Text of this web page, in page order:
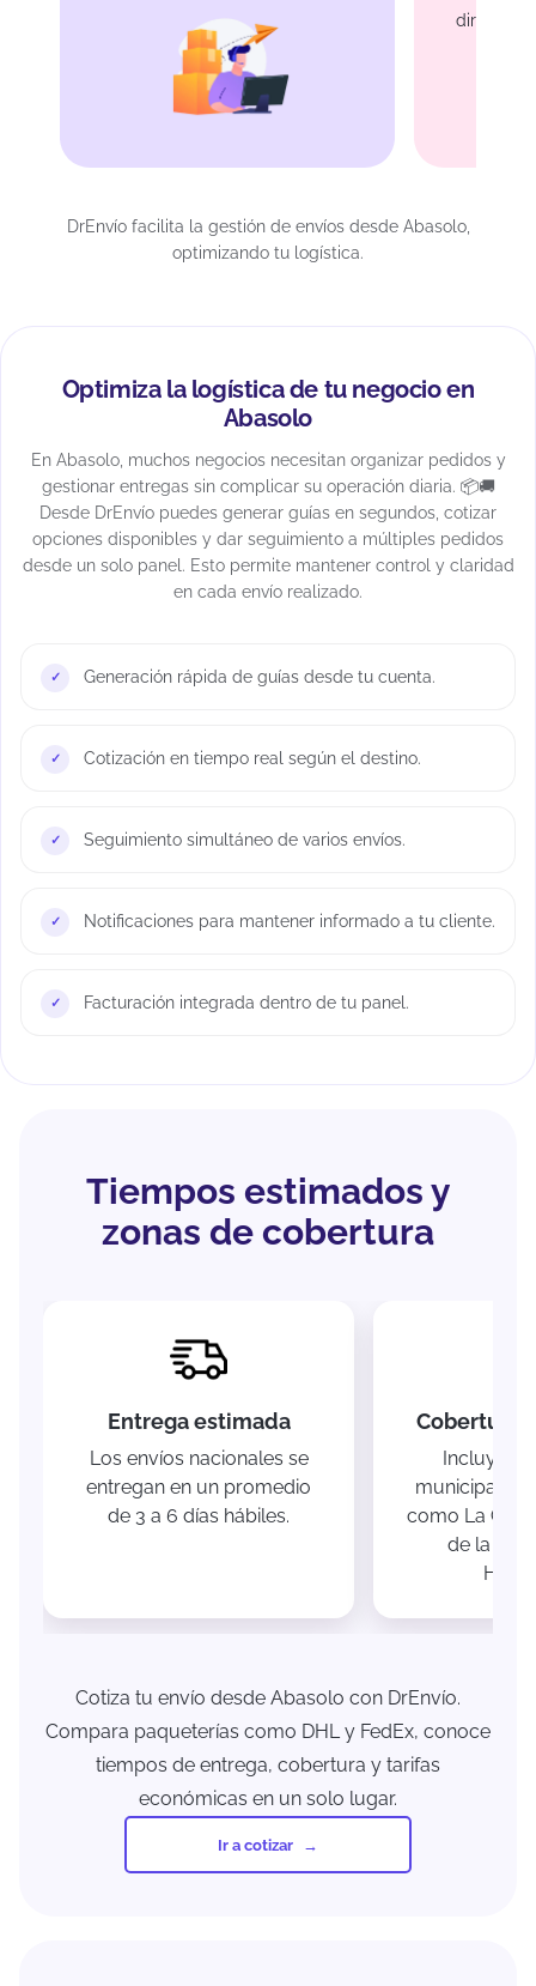
DrEnvío facilita la gestión de envíos desde Abasolo,
optimizando tu logística.
Optimiza la logística de tu negocio en
Abasolo
En Abasolo, muchos negocios necesitan organizar pedidos y
gestionar entregas sin complicar su operación diaria. 📦🚚
Desde DrEnvío puedes generar guías en segundos, cotizar
opciones disponibles y dar seguimiento a múltiples pedidos
desde un solo panel. Esto permite mantener control y claridad
en cada envío realizado.
Generación rápida de guías desde tu cuenta.
Cotización en tiempo real según el destino.
Seguimiento simultáneo de varios envíos.
Notificaciones para mantener informado a tu cliente.
Facturación integrada dentro de tu panel.
Tiempos estimados y
zonas de cobertura
Entrega estimada
Los envíos nacionales se
entregan en un promedio
de 3 a 6 días hábiles.
Cobertura
Incluye la
municipal y
como La
de la
Cotiza tu envío desde Abasolo con DrEnvío.
Compara paqueterías como DHL y FedEx, conoce
tiempos de entrega, cobertura y tarifas
económicas en un solo lugar.
Ir a cotizar